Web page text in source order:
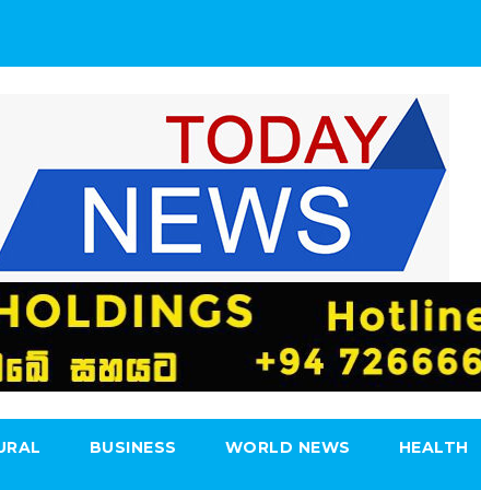
BUSINESS WORLD NEWS HEALTH